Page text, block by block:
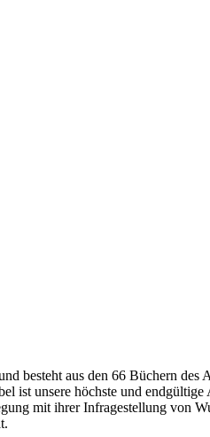
besteht aus den 66 Büchern
unsere höchste und
mit ihrer Infragestellung von